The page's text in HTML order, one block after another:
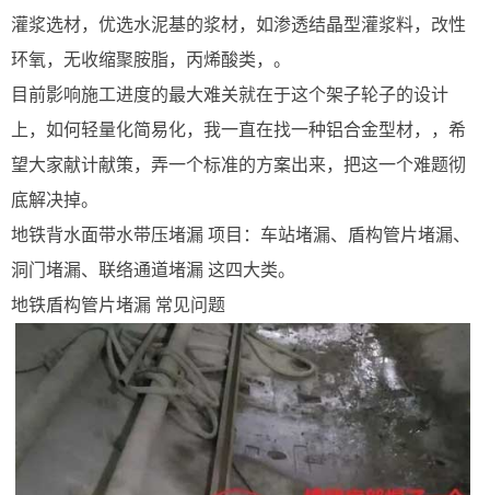
灌浆选材，优选水泥基的浆材，如渗透结晶型灌浆料，改性
环氧，无收缩聚胺脂，丙烯酸类，。
目前影响施工进度的最大难关就在于这个架子轮子的设计
上，如何轻量化简易化，我一直在找一种铝合金型材，，希
望大家献计献策，弄一个标准的方案出来，把这一个难题彻
底解决掉。
地铁背水面带水带压堵漏 项目：车站堵漏、盾构管片堵漏、
洞门堵漏、联络通道堵漏 这四大类。
地铁盾构管片堵漏 常见问题